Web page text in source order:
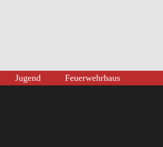
Jugend Feuerwehrhaus